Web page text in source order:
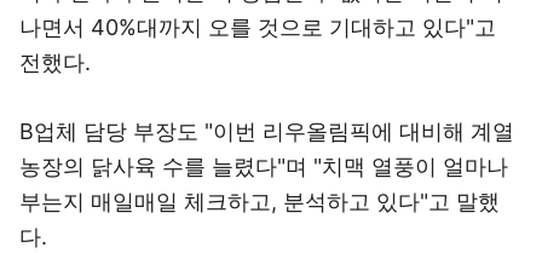
나면서 40%대까지 오를 것으로 기대하고 있다"고
전했다.
B업체 담당 부장도 "이번 리우올림픽에 대비해 계열
농장의 닭사육 수를 늘렸다"며 "치맥 열풍이 얼마나
부는지 매일매일 체크하고, 분석하고 있다"고 말했
다.